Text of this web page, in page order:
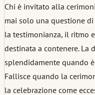
Chi è invitato alla
mai solo una questione
la testimonianza, il ritmo
destinata a contenere. La
splendidamente quando
Fallisce quando la
la celebrazione come